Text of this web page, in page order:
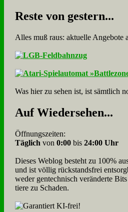
Re­ste von ge­stern...
Alles muß raus: aktuelle An­ge­bo­te
Was hier zu sehen ist, ist sämt­lich
Auf Wie­der­se­hen...
Öffnungszeiten:
Täglich von 0:00bis 24:00 Uhr
Dieses Weblog besteht zu 100%
und ist völlig rück­stands­frei
weder gen­tech­nisch veränderte
tiere zu Scha­den.